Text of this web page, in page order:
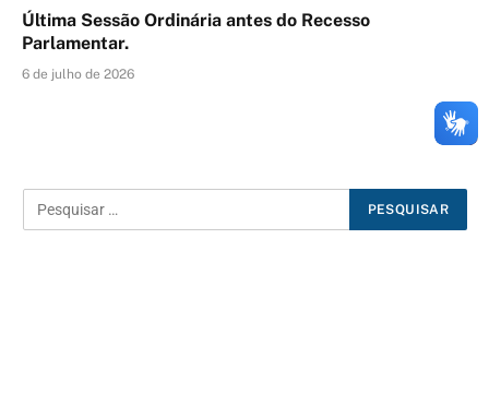
Última Sessão Ordinária antes do Recesso
Parlamentar.
6 de julho de 2026